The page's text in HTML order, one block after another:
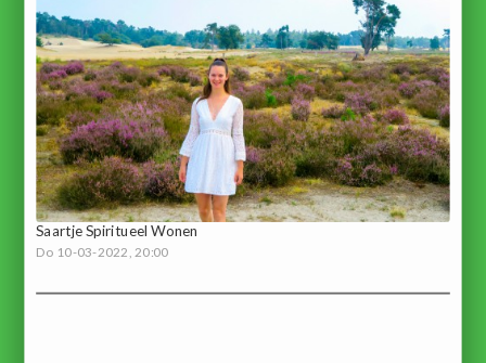
Saartje Spiritueel Wonen
Do 10-03-2022, 20:00